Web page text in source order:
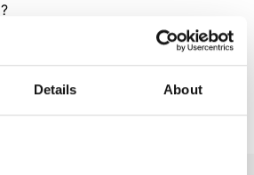
Details About
entre compte individuel et